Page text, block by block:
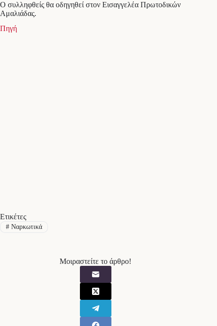
Ο συλληφθείς θα οδηγηθεί στον Εισαγγελέα Πρωτοδικών
Αμαλιάδας.
Πηγή
Ετικέτες
#Ναρκωτικά
Μοιραστείτε το άρθρο!